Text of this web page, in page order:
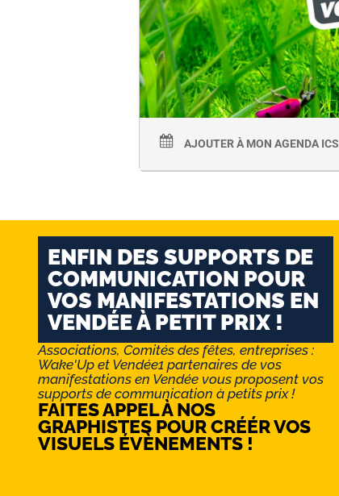
AJOUTER À MON AGENDA ICS
ENFIN DES SUPPORTS DE
COMMUNICATION POUR
VOS MANIFESTATIONS EN
VENDÉE À PETIT PRIX !
Associations, Comités des fêtes, entreprises :
Wake'Up et Vendée1 partenaires de vos
manifestations en Vendée vous proposent vos
supports de communication à petits prix !
FAITES APPEL À NOS
GRAPHISTES POUR CRÉÉR VOS
VISUELS ÉVÈNEMENTS !